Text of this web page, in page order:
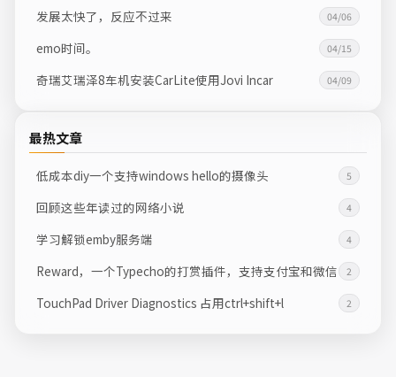
发展太快了，反应不过来 04/06
emo时间。 04/15
奇瑞艾瑞泽8车机安装CarLite使用Jovi Incar 04/09
最热文章
低成本diy一个支持windows hello的摄像头 5
回顾这些年读过的网络小说 4
学习解锁emby服务端 4
Reward，一个Typecho的打赏插件，支持支付宝和微信 2
TouchPad Driver Diagnostics 占用ctrl+shift+l 2